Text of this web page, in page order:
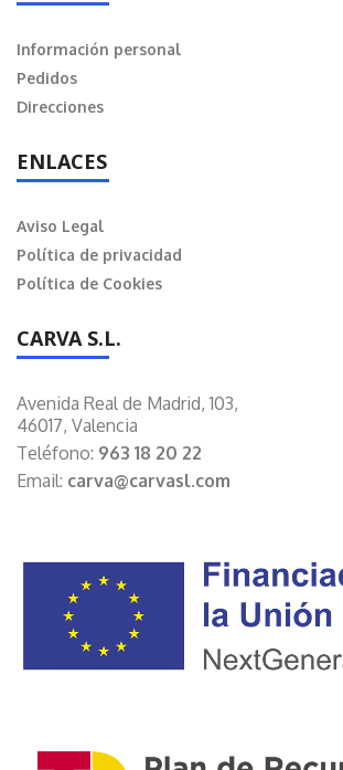
Información personal
Pedidos
Direcciones
ENLACES
Aviso Legal
Política de privacidad
Política de Cookies
CARVA S.L.
Avenida Real de Madrid, 103,
46017, Valencia
Teléfono: 963 18 20 22
Email: carva@carvasl.com